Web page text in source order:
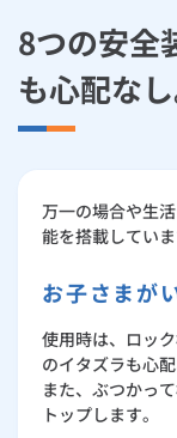
8つの安全
も心配なし
万一の場合や生
能を搭載していま
お子さまが
使用時は、ロッ
のイタズラも心配
また、ぶつかっ
トップします。